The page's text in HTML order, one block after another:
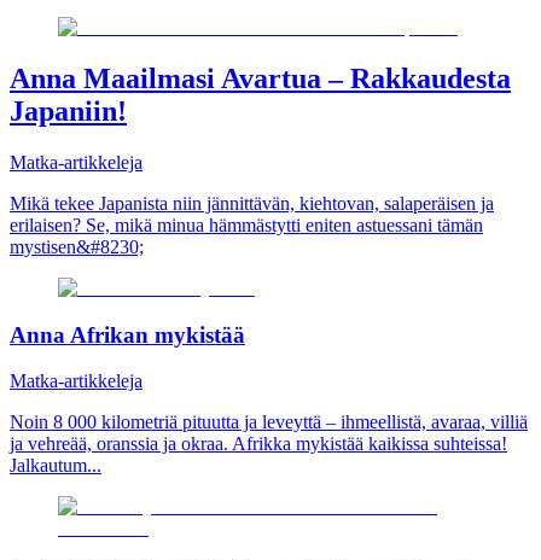
Anna Maailmasi Avartua – Rakkaudesta
Japaniin!
Matka-artikkeleja
Mikä tekee Japanista niin jännittävän, kiehtovan, salaperäisen ja
erilaisen? Se, mikä minua hämmästytti eniten astuessani tämän
mystisen&#8230;
Anna Afrikan mykistää
Matka-artikkeleja
Noin 8 000 kilometriä pituutta ja leveyttä – ihmeellistä, avaraa, villiä
ja vehreää, oranssia ja okraa. Afrikka mykistää kaikissa suhteissa!
Jalkautum...